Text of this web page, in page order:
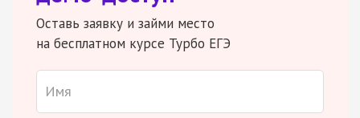
Оставь заявку и займи место
на бесплатном курсе Турбо ЕГЭ